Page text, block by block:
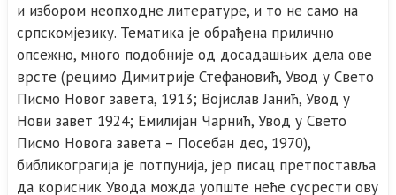
и избором неопходне литературе, и то не само на
српскомјезику. Тематика је обрађена прилично
опсежно, много подобније од досадашњих дела ове
врсте (рецимо Димитрије Стефановић, Увод у Свето
Писмо Новог завета, 1913; Војислав Јанић, Увод у
Нови завет 1924; Емилијан Чарнић, Увод у Свето
Писмо Новога завета – Посебан део, 1970),
библикограгија је потпунија, јер писац претпоставља
да корисник Увода можда уопште неће сусрести ову